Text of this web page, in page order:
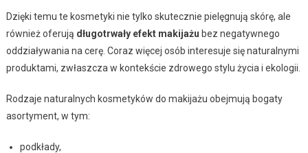
Dzięki temu te kosmetyki nie tylko skutecznie pielęgnują skórę, ale
również oferują długotrwały efekt makijażu bez negatywnego
oddziaływania na cerę. Coraz więcej osób interesuje się naturalnymi
produktami, zwłaszcza w kontekście zdrowego stylu życia i ekologii.
Rodzaje naturalnych kosmetyków do makijażu obejmują bogaty
asortyment, w tym:
podkłady,